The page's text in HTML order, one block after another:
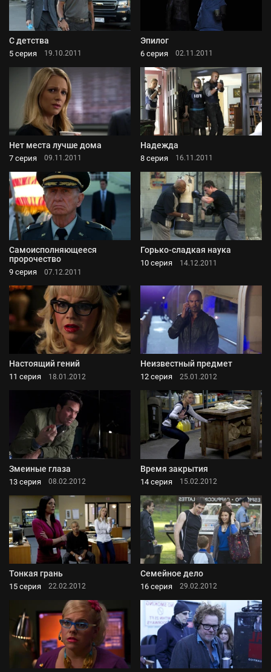
С детства
5 серия 19.10.2011
Эпилог
6 серия 02.11.2011
Нет места лучше дома
7 серия 09.11.2011
Надежда
8 серия 16.11.2011
Самоисполняющееся
пророчество
9 серия 07.12.2011
Горько-сладкая наука
10 серия 14.12.2011
Настоящий гений
11 серия 18.01.2012
Неизвестный предмет
12 серия 25.01.2012
Змеиные глаза
13 серия 08.02.2012
Время закрытия
14 серия 15.02.2012
Тонкая грань
15 серия 22.02.2012
Семейное дело
16 серия 29.02.2012